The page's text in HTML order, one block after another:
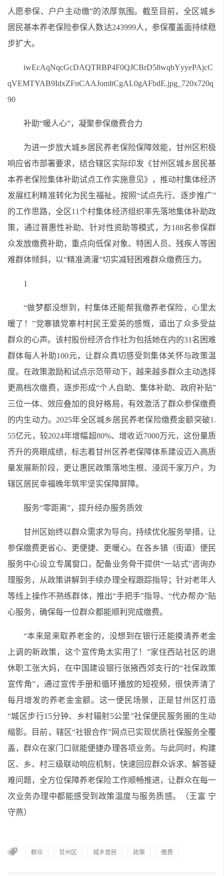
人愿参保、户户主动缴”的浓厚氛围。截至目前，全区城乡
居民基本养老保险参保人数达243999人，参保覆盖面持续稳
步扩大。
iwEcAqNqcGcDAQTRBP4F0QJCBrD58wqbYyyePAjcC
qVEMTYAB9IdxZFnCAAJomltCgAL0gAFbdE.jpg_720x720q
90
补助“暖人心”，凝聚参保缴费合力
为进一步放大城乡居民养老保险保障效能，甘州区积极
响应省市部署要求，结合辖区实际印发《甘州区城乡居民基
本养老保险集体补助试点工作实施意见》，推动村集体经济
发展红利精准转化为民生福祉。按照“试点先行、逐步推广”
的工作思路，全区11个村集体经济组织率先落地集体补助政
策，通过普惠性补助、针对性资助等模式，为188名参保群
众发放缴费补助，重点向低保对象、特困人员、残疾人等困
难群体倾斜，以“精准滴灌”切实减轻困难群众缴费压力。
1
“做梦都没想到，村集体还能帮我缴养老保险，心里太
暖了！”党寨镇党寨村村民王爱英的感慨，道出了众多受益
群众的心声。该村股份经济合作社为包括她在内的31名困难
群体每人补助100元，让群众真切感受到集体关怀与政策温
度。在政策激励和试点示范带动下，越来越多群众主动选择
更高档次缴费，逐步形成“个人自助、集体补助、政府补贴”
三位一体、效应叠加的良好格局，有效激活了群众参保缴费
的内生动力。2025年全区城乡居民养老保险缴费金额突破1.
55亿元，较2024年增幅超80%、增收近7000万元，这份量质
齐升的亮眼成绩，标志着甘州区养老保障体系建设迈入高质
量发展新阶段，更让惠民政策落地生根、浸润千家万户，为
辖区居民幸福晚年筑牢坚实保障屏障。
服务“零距离”，提升经办服务质效
甘州区始终以群众需求为导向，持续优化服务举措，让
参保缴费更省心、更便捷、更暖心。在各乡镇（街道）便民
服务中心设立专属窗口，配备业务骨干提供“一站式”咨询办
理服务，从政策讲解到手续办理全程跟踪指导；针对老年人
等线上操作不熟练群体，推出“手把手”指导、“代办帮办”贴
心服务，确保每一位群众都能顺利完成缴费。
“本来是来取养老金的，没想到在银行还能摸清养老金
上调的新政策，这个宣传角太实用了！”家住西站社区的退
休职工张大妈，在中国建设银行张掖西郊支行的“社保政策
宣传角”，通过宣传手册和循环播放的短视频，很快弄清了
每月增发的养老金金额。这一便民场景，正是甘州区打造
“城区步行15分钟、乡村辐射5公里”社保便民服务圈的生动
缩影。目前，辖区“社银合作”网点已实现优质社保服务全覆
盖，群众在家门口就能便捷办理各项业务。与此同时，构建
区、乡、村三级联动响应机制，快速回应群众诉求、解答疑
难问题，全方位保障养老保险工作顺畅推进，让群众在每一
次业务办理中都能感受到政策温度与服务质感。（王富 宁
守燕）
群众 甘州区 城乡居民 政策 缴费